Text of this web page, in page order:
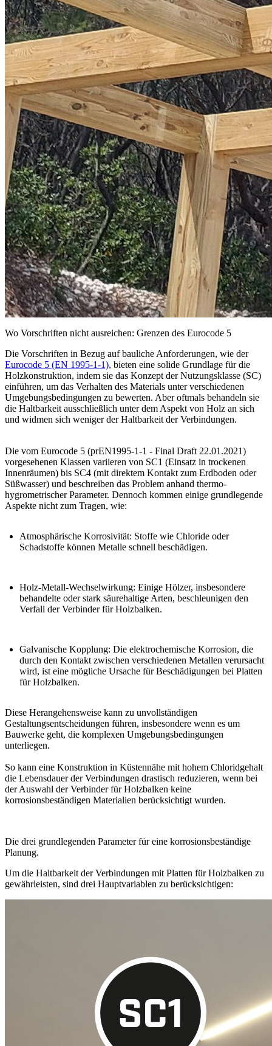
Wo Vorschriften nicht ausreichen: Grenzen des Eurocode 5
Die Vorschriften in Bezug auf bauliche Anforderungen, wie der
Eurocode 5 (EN 1995-1-1), bieten eine solide Grundlage für die
Holzkonstruktion, indem sie das Konzept derNutzungsklasse (SC)
einführen, um das Verhalten des Materials unter verschiedenen
Umgebungsbedingungen zu bewerten. Aber oftmals behandeln sie
die Haltbarkeit ausschließlich unter dem Aspekt von Holz an sich
und widmen sich weniger der Haltbarkeit der Verbindungen.
Die vom Eurocode 5 (prEN1995-1-1 - Final Draft 22.01.2021)
vorgesehenen Klassen variieren von SC1 (Einsatz in trockenen
Innenräumen) bis SC4 (mit direktem Kontakt zum Erdboden oder
Süßwasser) und beschreiben das Problem anhand thermo-
hygrometrischer Parameter. Dennoch kommen einige grundlegende
Aspekte nicht zum Tragen, wie:
Atmosphärische Korrosivität: Stoffe wie Chloride oder
Schadstoffe können Metalle schnell beschädigen.
Holz-Metall-Wechselwirkung: Einige Hölzer, insbesondere
behandelte oder stark säurehaltige Arten, beschleunigen den
Verfall derVerbinder für Holzbalken.
Galvanische Kopplung: Die elektrochemische Korrosion, die
durch den Kontakt zwischen verschiedenen Metallen verursacht
wird, ist eine mögliche Ursache für Beschädigungen bei Platten
für Holzbalken.
Diese Herangehensweise kann zu unvollständigen
Gestaltungsentscheidungen führen, insbesondere wenn es um
Bauwerke geht, die komplexen Umgebungsbedingungen
unterliegen.
So kann eine Konstruktion in Küstennähe mit hohem Chloridgehalt
die Lebensdauer der Verbindungen drastisch reduzieren, wenn bei
der Auswahl derVerbinder für Holzbalken keine
korrosionsbeständigen Materialien berücksichtigt wurden.
Die drei grundlegenden Parameter für eine korrosionsbeständige
Planung.
Um die Haltbarkeit der Verbindungen mit Platten für Holzbalken zu
gewährleisten, sind drei Hauptvariablen zu berücksichtigen: